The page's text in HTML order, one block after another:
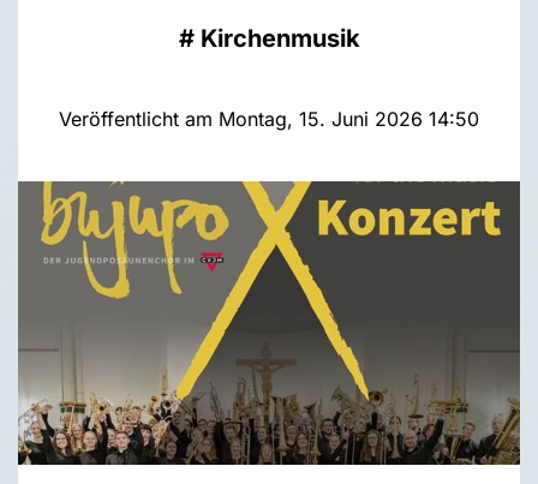
# Kirchenmusik
Veröffentlicht am Montag, 15. Juni 2026 14:50